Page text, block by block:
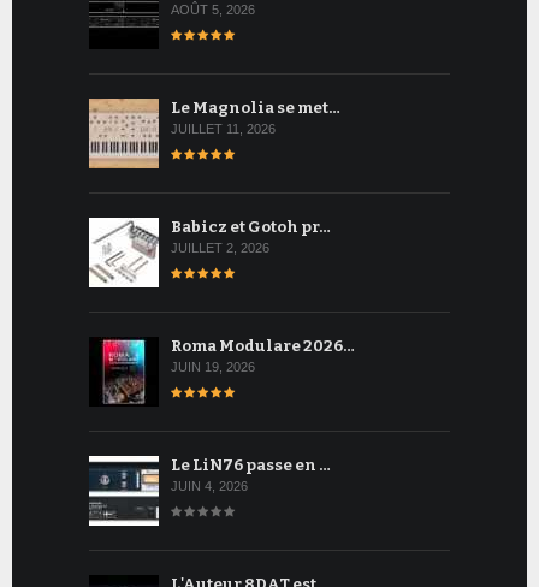
AOÛT 5, 2026
Le Magnolia se met…
JUILLET 11, 2026
Babicz et Gotoh pr…
JUILLET 2, 2026
Roma Modulare 2026…
JUIN 19, 2026
Le LiN76 passe en …
JUIN 4, 2026